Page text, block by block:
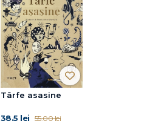
Târfe asasine
38.5 lei 55.00 lei